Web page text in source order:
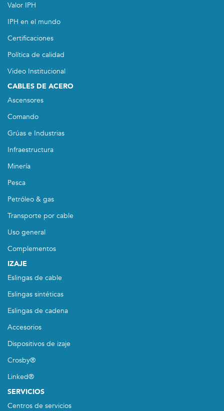
Valor IPH
IPH en el mundo
Certificaciones
Política de calidad
Video Institucional
CABLES DE ACERO
Ascensores
Comando
Grúas e Industrias
Infraestructura
Minería
Pesca
Petróleo & gas
Transporte por cable
Uso general
Complementos
IZAJE
Eslingas de cable
Eslingas sintéticas
Eslingas de cadena
Accesorios
Dispositivos de izaje
Crosby®
Linked®
SERVICIOS
Centros de servicios